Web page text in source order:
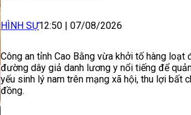
HÌNH SỰ12:50 07/08/2026
Công an tỉnh Cao Bằng vừa khởi tố hàng loạt
đường dây giả danh lương y nổi tiếng để
yếu sinh lý nam trên mạng xã hội, thu lợi bất
đồng.